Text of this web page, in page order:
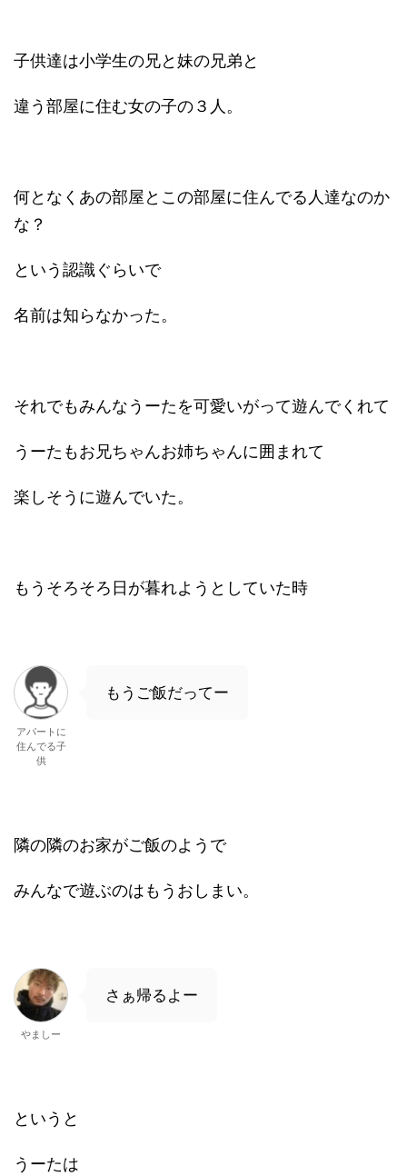
子供達は小学生の兄と妹の兄弟と
違う部屋に住む女の子の３人。
何となくあの部屋とこの部屋に住んでる人達なのか
な？
という認識ぐらいで
名前は知らなかった。
それでもみんなうーたを可愛いがって遊んでくれて
うーたもお兄ちゃんお姉ちゃんに囲まれて
楽しそうに遊んでいた。
もうそろそろ日が暮れようとしていた時
アパートに
住んでる子
供
もうご飯だってー
隣の隣のお家がご飯のようで
みんなで遊ぶのはもうおしまい。
やましー
さぁ帰るよー
というと
うーたは